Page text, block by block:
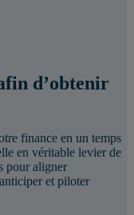
d’obtenir
finance en un temps
en véritable levier de
pour aligner
et piloter